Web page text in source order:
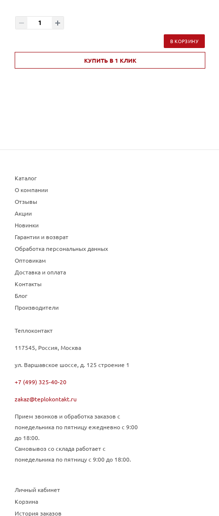
В КОРЗИНУ
КУПИТЬ В 1 КЛИК
Каталог
О компании
Отзывы
Акции
Новинки
Гарантии и возврат
Обработка персональных данных
Оптовикам
Доставка и оплата
Контакты
Блог
Производители
Теплоконтакт
117545, Россия, Москва
ул. Варшавское шоссе, д. 125 строение 1
+7 (499) 325-40-20
zakaz@teplokontakt.ru
Прием звонков и обработка заказов с
понедельника по пятницу ежедневно с 9:00
до 18:00.
Самовывоз со склада работает с
понедельника по пятницу с 9:00 до 18:00.
Личный кабинет
Корзина
История заказов